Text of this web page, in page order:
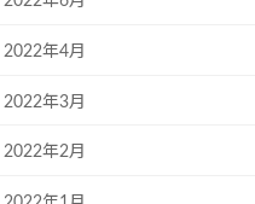
2022年4月
2022年3月
2022年2月